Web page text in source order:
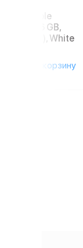
Apple
17e 256 GB,
(eSIM), White
в корзину